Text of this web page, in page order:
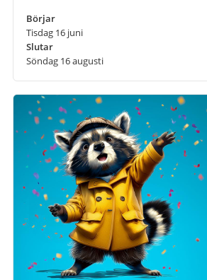
Börjar
Tisdag 16 juni
Slutar
Söndag 16 augusti